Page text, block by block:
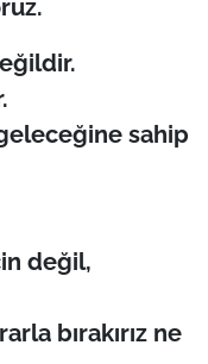
sahip
değil,
bırakırız ne